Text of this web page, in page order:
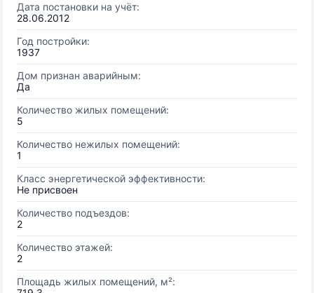
Дата постановки на учёт:
28.06.2012
Год постройки:
1937
Дом признан аварийным:
Да
Количество жилых помещений:
5
Количество нежилых помещений:
1
Класс энергетической эффективности:
Не присвоен
Количество подъездов:
2
Количество этажей:
2
Площадь жилых помещений, м²: